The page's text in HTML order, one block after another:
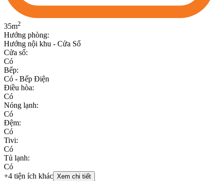
35m2
Hướng phòng:
Hướng nội khu - Cửa Sổ
Cửa sổ:
Có
Bếp:
Có - Bếp Điện
Điều hòa:
Có
Nóng lạnh:
Có
Đệm:
Có
Tivi:
Có
Tủ lạnh:
Có
+4 tiện ích khác Xem chi tiết